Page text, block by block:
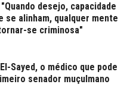
desejo, capacidade
se alinham, qualquer mente
se criminosa"
Sayed, o médico que pode
senador muçulmano